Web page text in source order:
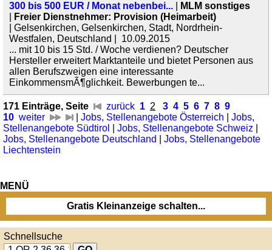
300 bis 500 EUR / Monat nebenbei...
MLM sonstiges
Freier Dienstnehmer: Provision (Heimarbeit)
| Gelsenkirchen, Gelsenkirchen, Stadt, Nordrhein-
Westfalen, Deutschland | 10.09.2015
... mit 10 bis 15 Std. / Woche verdienen? Deutscher
Hersteller erweitert Marktanteile und bietet Personen aus
allen Berufszweigen eine interessante
EinkommensmÃ¶glichkeit. Bewerbungen te...
171 Einträge, Seite zurück 1 2 3 4 5 6 7 8 9
10 weiter Jobs, Stellenangebote Österreich
Jobs,
Stellenangebote Südtirol
Jobs, Stellenangebote Schweiz
Jobs, Stellenangebote Deutschland
Jobs, Stellenangebote
Liechtenstein
MENÜ
Gratis Kleinanzeige schalten...
Schnellsuche